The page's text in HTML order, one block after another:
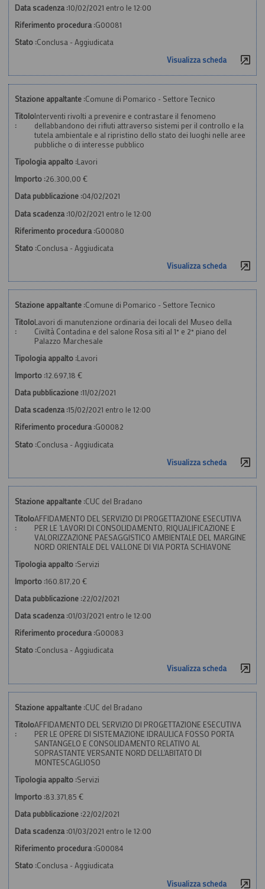
Data scadenza :10/02/2021 entro le 12:00
Riferimento procedura :G00081
Stato :Conclusa - Aggiudicata
Visualizza scheda
Stazione appaltante :Comune di Pomarico - Settore Tecnico
Titolo
:
Interventi rivolti a prevenire e contrastare il fenomeno
dellabbandono dei rifiuti attraverso sistemi per il controllo e la
tutela ambientale e al ripristino dello stato dei luoghi nelle aree
pubbliche o di interesse pubblico
Tipologia appalto :Lavori
Importo :26.300,00 €
Data pubblicazione :04/02/2021
Data scadenza :10/02/2021 entro le 12:00
Riferimento procedura :G00080
Stato :Conclusa - Aggiudicata
Visualizza scheda
Stazione appaltante :Comune di Pomarico - Settore Tecnico
Titolo
:
Lavori di manutenzione ordinaria dei locali del Museo della
Civiltà Contadina e del salone Rosa siti al 1° e 2° piano del
Palazzo Marchesale
Tipologia appalto :Lavori
Importo :12.697,18 €
Data pubblicazione :11/02/2021
Data scadenza :15/02/2021 entro le 12:00
Riferimento procedura :G00082
Stato :Conclusa - Aggiudicata
Visualizza scheda
Stazione appaltante :CUC del Bradano
Titolo
:
AFFIDAMENTO DEL SERVIZIO DI PROGETTAZIONE ESECUTIVA
PER LE 'LAVORI DI CONSOLIDAMENTO, RIQUALIFICAZIONE E
VALORIZZAZIONE PAESAGGISTICO AMBIENTALE DEL MARGINE
NORD ORIENTALE DEL VALLONE DI VIA PORTA SCHIAVONE
Tipologia appalto :Servizi
Importo :160.817,20 €
Data pubblicazione :22/02/2021
Data scadenza :01/03/2021 entro le 12:00
Riferimento procedura :G00083
Stato :Conclusa - Aggiudicata
Visualizza scheda
Stazione appaltante :CUC del Bradano
Titolo
:
AFFIDAMENTO DEL SERVIZIO DI PROGETTAZIONE ESECUTIVA
PER LE OPERE DI SISTEMAZIONE IDRAULICA FOSSO PORTA
SANTANGELO E CONSOLIDAMENTO RELATIVO AL
SOPRASTANTE VERSANTE NORD DELL'ABITATO DI
MONTESCAGLIOSO
Tipologia appalto :Servizi
Importo :83.371,85 €
Data pubblicazione :22/02/2021
Data scadenza :01/03/2021 entro le 12:00
Riferimento procedura :G00084
Stato :Conclusa - Aggiudicata
Visualizza scheda